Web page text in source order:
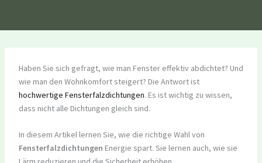
Haben Sie sich gefragt, wie man Fenster effektiv abdichtet? Und
wie man den Wohnkomfort steigert? Die Antwort ist
hochwertige Fensterfalzdichtungen. Es ist wichtig zu wissen,
dass nicht alle Dichtungen gleich sind.
In diesem Artikel lernen Sie, wie die richtige Wahl von
Fensterfalzdichtungen Energie spart. Sie lernen auch, wie sie